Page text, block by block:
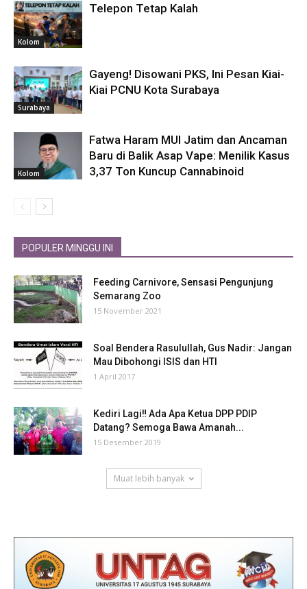
Kolom
Telepon Tetap Kalah
Surabaya
Gayeng! Disowani PKS, Ini Pesan Kiai-
Kiai PCNU Kota Surabaya
Kolom
Fatwa Haram MUI Jatim dan Ancaman
Baru di Balik Asap Vape: Menilik Kasus
3,37 Ton Kuncup Cannabinoid
POPULER MINGGU INI
Feeding Carnivore, Sensasi Pengunjung
Semarang Zoo
15 November 2021
Soal Bendera Rasulullah, Gus Nadir: Jangan
Mau Dibohongi ISIS dan HTI
1 April 2017
Kediri Lagi‼ Ada Apa Ketua DPP PDIP
Datang? Semoga Bawa Amanah...
15 Desember 2019
Muat lebih banyak